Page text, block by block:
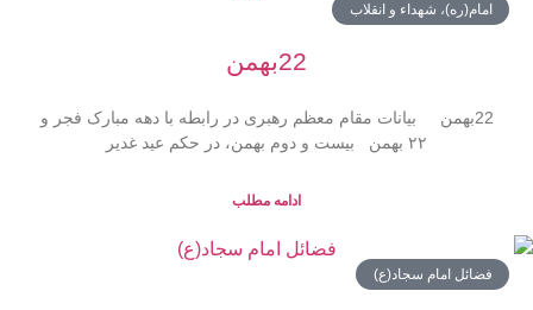
امام(ره)، شهداء و انقلاب
22بهمن
22بهمن بیانات مقام معظم رهبری در رابطه با دهه مبارک فجر و
۲۲ بهمن بیست و دوم بهمن، در حکم عید غدیر
ادامه مطلب
فضائل امام سجاد(ع)